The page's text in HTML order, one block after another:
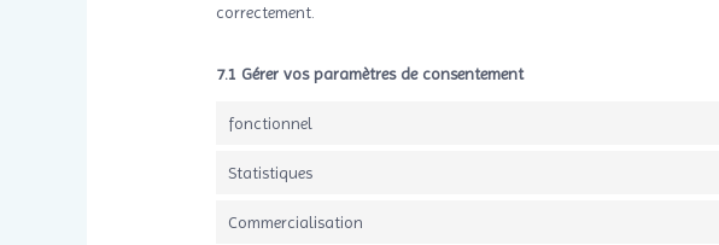
correctement.
7.1 Gérer vos paramètres de consentement
fonctionnel
Statistiques
Commercialisation